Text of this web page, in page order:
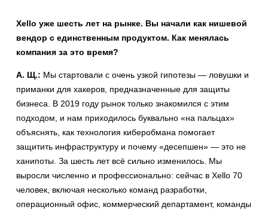
Xello уже шесть лет на рынке. Вы начали как нишевой
вендор с единственным продуктом. Как менялась
компания за это время?
А. Щ.: Мы стартовали с очень узкой гипотезы — ловушки и
приманки для хакеров, предназначенные для защиты
бизнеса. В 2019 году рынок только знакомился с этим
подходом, и нам приходилось буквально «на пальцах»
объяснять, как технология киберобмана помогает
защитить инфраструктуру и почему «десепшен» — это не
ханипоты. За шесть лет всё сильно изменилось. Мы
выросли численно и профессионально: сейчас в Xello 70
человек, включая несколько команд разработки,
операционный офис, коммерческий департамент, команды